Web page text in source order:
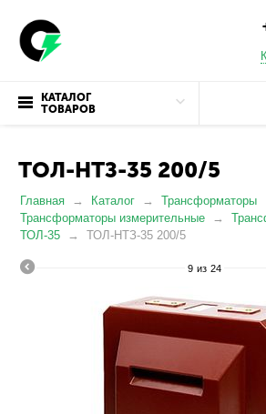
КАТАЛОГ
ТОВАРОВ
ТОЛ-НТЗ-35 200/5
Главная Каталог
Трансформаторы
Трансформаторы измерительные
ТОЛ-35
ТОЛ-НТЗ-35 200/5
9 из 24